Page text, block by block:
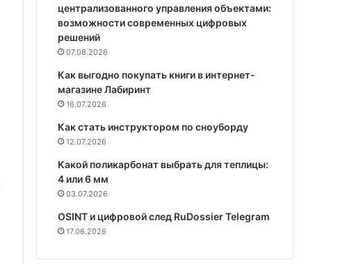
централизованного управления объектами:
возможности современных цифровых
решений
07.08.2026
Как выгодно покупать книги в интернет-
магазине Лабиринт
16.07.2026
Как стать инструктором по сноуборду
12.07.2026
Какой поликарбонат выбрать для теплицы:
4 или 6 мм
03.07.2026
OSINT и цифровой след RuDossier Telegram
17.06.2026